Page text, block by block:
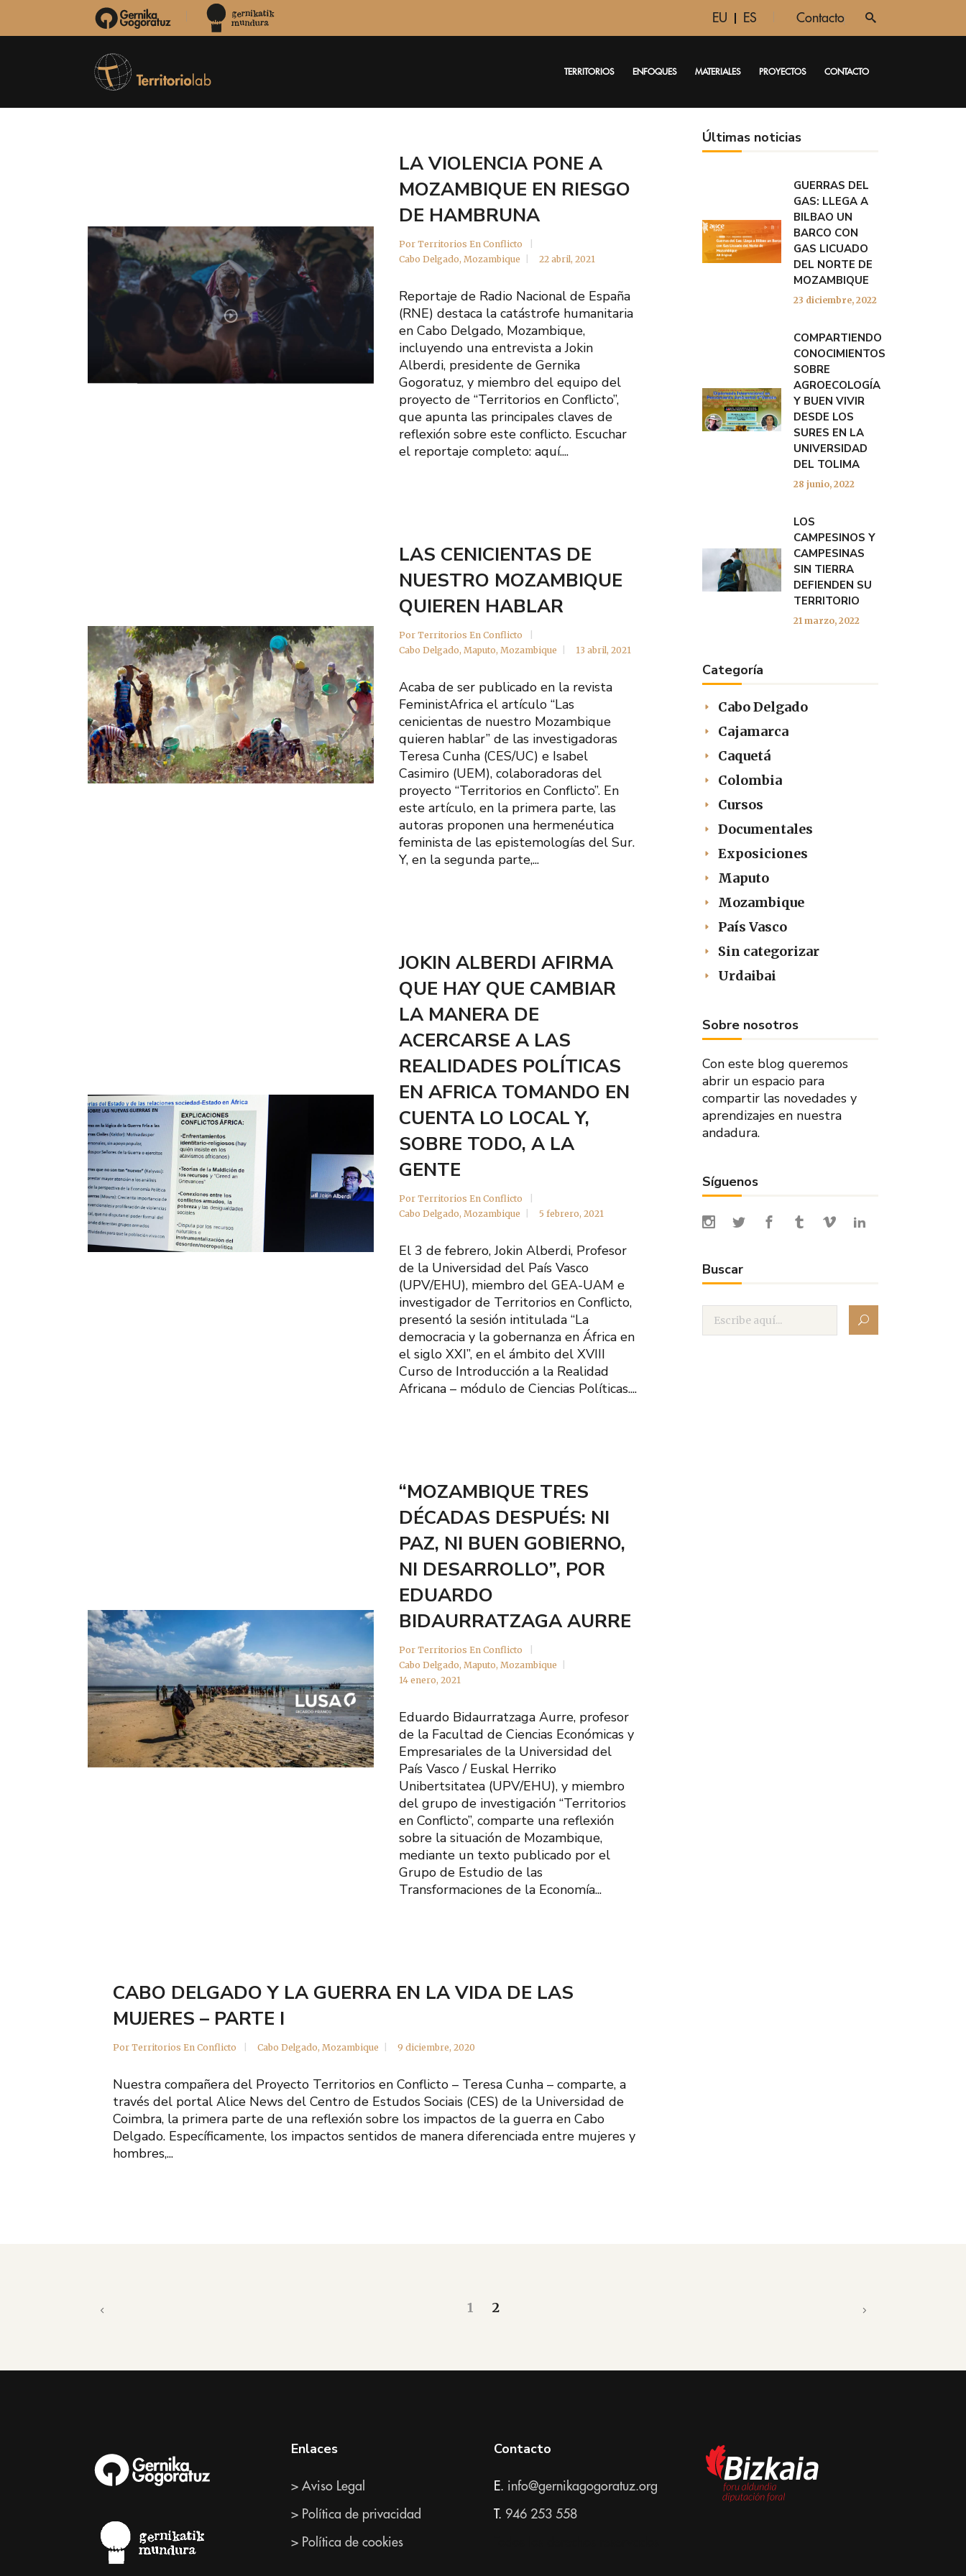
EU ES Contacto
TERRITORIOS ENFOQUES MATERIALES PROYECTOS CONTACTO
LA VIOLENCIA PONE A
MOZAMBIQUE EN RIESGO
DE HAMBRUNA
Por Territorios En Conflicto
Cabo Delgado, Mozambique 22 abril, 2021
Reportaje de Radio Nacional de España
(RNE) destaca la catástrofe humanitaria
en Cabo Delgado, Mozambique,
incluyendo una entrevista a Jokin
Alberdi, presidente de Gernika
Gogoratuz, y miembro del equipo del
proyecto de “Territorios en Conflicto”,
que apunta las principales claves de
reflexión sobre este conflicto. Escuchar
el reportaje completo: aquí....
LAS CENICIENTAS DE
NUESTRO MOZAMBIQUE
QUIEREN HABLAR
Por Territorios En Conflicto
Cabo Delgado, Maputo, Mozambique 13 abril, 2021
Acaba de ser publicado en la revista
FeministAfrica el artículo “Las
cenicientas de nuestro Mozambique
quieren hablar” de las investigadoras
Teresa Cunha (CES/UC) e Isabel
Casimiro (UEM), colaboradoras del
proyecto “Territorios en Conflicto”. En
este artículo, en la primera parte, las
autoras proponen una hermenéutica
feminista de las epistemologías del Sur.
Y, en la segunda parte,...
JOKIN ALBERDI AFIRMA
QUE HAY QUE CAMBIAR
LA MANERA DE
ACERCARSE A LAS
REALIDADES POLÍTICAS
EN AFRICA TOMANDO EN
CUENTA LO LOCAL Y,
SOBRE TODO, A LA
GENTE
Por Territorios En Conflicto
Cabo Delgado, Mozambique 5 febrero, 2021
El 3 de febrero, Jokin Alberdi, Profesor
de la Universidad del País Vasco
(UPV/EHU), miembro del GEA-UAM e
investigador de Territorios en Conflicto,
presentó la sesión intitulada “La
democracia y la gobernanza en África en
el siglo XXI”, en el ámbito del XVIII
Curso de Introducción a la Realidad
Africana – módulo de Ciencias Políticas....
“MOZAMBIQUE TRES
DÉCADAS DESPUÉS: NI
PAZ, NI BUEN GOBIERNO,
NI DESARROLLO”, POR
EDUARDO
BIDAURRATZAGA AURRE
Por Territorios En Conflicto
Cabo Delgado, Maputo, Mozambique
14 enero, 2021
Eduardo Bidaurratzaga Aurre, profesor
de la Facultad de Ciencias Económicas y
Empresariales de la Universidad del
País Vasco / Euskal Herriko
Unibertsitatea (UPV/EHU), y miembro
del grupo de investigación “Territorios
en Conflicto”, comparte una reflexión
sobre la situación de Mozambique,
mediante un texto publicado por el
Grupo de Estudio de las
Transformaciones de la Economía...
CABO DELGADO Y LA GUERRA EN LA VIDA DE LAS
MUJERES – PARTE I
Por Territorios En Conflicto Cabo Delgado, Mozambique 9 diciembre, 2020
Nuestra compañera del Proyecto Territorios en Conflicto – Teresa Cunha – comparte, a
través del portal Alice News del Centro de Estudos Sociais (CES) de la Universidad de
Coimbra, la primera parte de una reflexión sobre los impactos de la guerra en Cabo
Delgado. Específicamente, los impactos sentidos de manera diferenciada entre mujeres y
hombres,...
Últimas noticias
GUERRAS DEL
GAS: LLEGA A
BILBAO UN
BARCO CON
GAS LICUADO
DEL NORTE DE
MOZAMBIQUE
23 diciembre, 2022
COMPARTIENDO
CONOCIMIENTOS
SOBRE
AGROECOLOGÍA
Y BUEN VIVIR
DESDE LOS
SURES EN LA
UNIVERSIDAD
DEL TOLIMA
28 junio, 2022
LOS
CAMPESINOS Y
CAMPESINAS
SIN TIERRA
DEFIENDEN SU
TERRITORIO
21 marzo, 2022
Categoría
Cabo Delgado
Cajamarca
Caquetá
Colombia
Cursos
Documentales
Exposiciones
Maputo
Mozambique
País Vasco
Sin categorizar
Urdaibai
Sobre nosotros
Con este blog queremos
abrir un espacio para
compartir las novedades y
aprendizajes en nuestra
andadura.
Síguenos
Buscar
1 2
Enlaces
> Aviso Legal
> Política de privacidad
> Política de cookies
Contacto
E. info@gernikagogoratuz.org
T. 946 253 558